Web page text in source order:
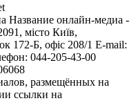
Название онлайн-медиа -
місто Київ,
Б, офіс 208/1 E-mail:
044-205-43-00
размещённых на
ссылки на